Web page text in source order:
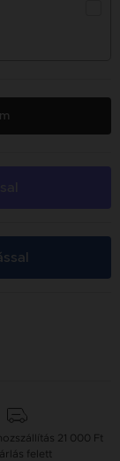
21 000 Ft
felett